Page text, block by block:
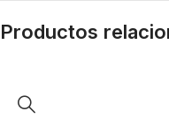
Productos